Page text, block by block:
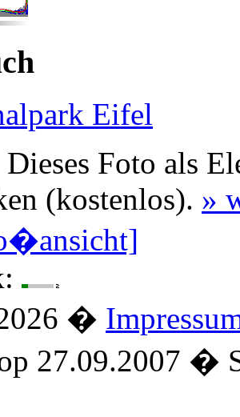
Eifel
Dieses Foto als
(kostenlos). »
�
27.09.2007 �